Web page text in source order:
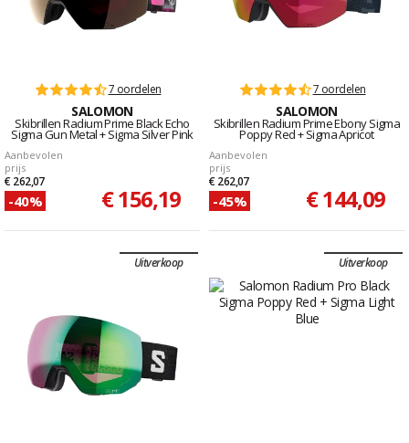
7 oordelen
SALOMON
Skibrillen Radium Prime Black Echo
Sigma Gun Metal + Sigma Silver Pink
Aanbevolen
prijs
€ 262,07
-40% € 156,19
7 oordelen
SALOMON
Skibrillen Radium Prime Ebony Sigma
Poppy Red + Sigma Apricot
Aanbevolen
prijs
€ 262,07
-45% € 144,09
Uitverkoop Uitverkoop